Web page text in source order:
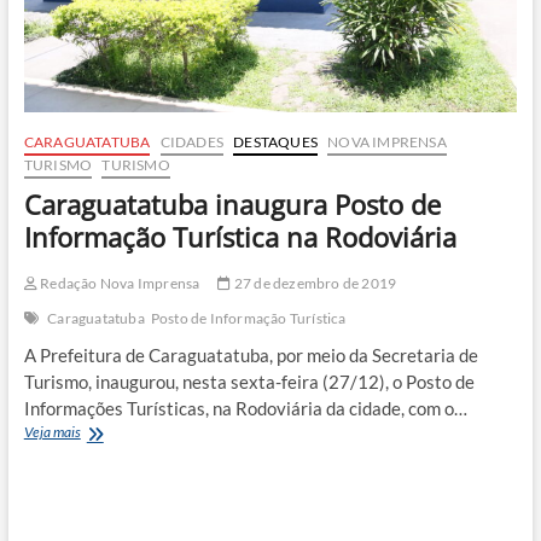
CARAGUATATUBA CIDADES DESTAQUES
NOVA IMPRENSA
TURISMO
TURISMO
Caraguatatuba inaugura Posto de
Informação Turística na Rodoviária
Redação Nova Imprensa
27 de dezembro de 2019
Caraguatatuba Posto de Informação Turística
A Prefeitura de Caraguatatuba, por meio da Secretaria de
Turismo, inaugurou, nesta sexta-feira (27/12), o Posto de
Informações Turísticas, na Rodoviária da cidade, com o…
Veja maisCaraguatatuba